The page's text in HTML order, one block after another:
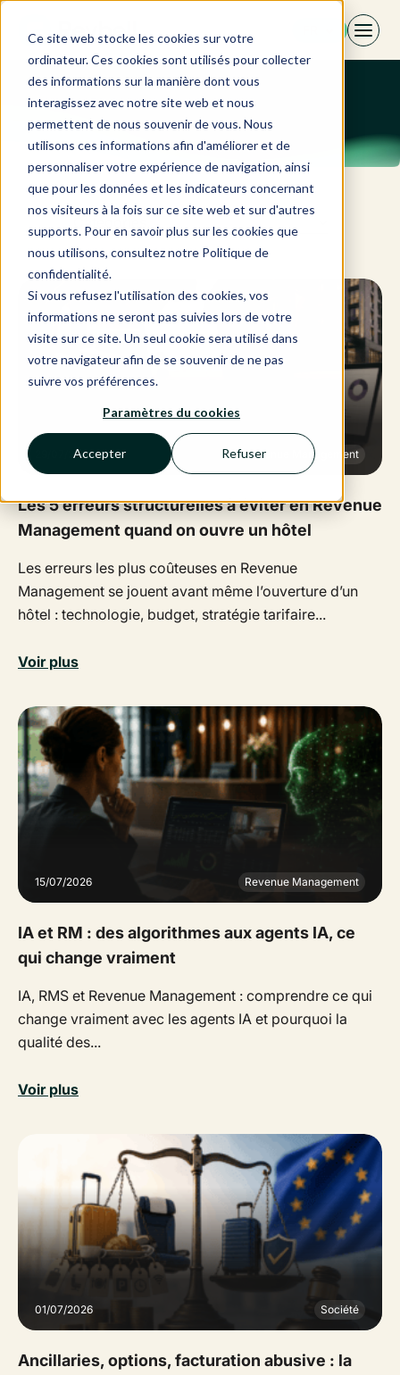
Ce site web stocke les cookies sur votre
ordinateur. Ces cookies sont utilisés pour collecter
des informations sur la manière dont vous
interagissez avec notre site web et nous
permettent de nous souvenir de vous. Nous
utilisons ces informations afin d'améliorer et de
personnaliser votre expérience de navigation, ainsi
que pour les données et les indicateurs concernant
nos visiteurs à la fois sur ce site web et sur d'autres
supports. Pour en savoir plus sur les cookies que
nous utilisons, consultez notre Politique de
confidentialité.
Si vous refusez l'utilisation des cookies, vos
informations ne seront pas suivies lors de votre
visite sur ce site. Un seul cookie sera utilisé dans
votre navigateur afin de se souvenir de ne pas
suivre vos préférences.
Paramètres du cookies
Accepter Refuser
Aller
contenu
Catégories
29/07/2026 Revenue Management
Les 5 erreurs structurelles à éviter en Revenue
Management quand on ouvre un hôtel
Les erreurs les plus coûteuses en Revenue
Management se jouent avant même l’ouverture d’un
hôtel : technologie, budget, stratégie tarifaire...
Voir plus
15/07/2026 Revenue Management
IA et RM : des algorithmes aux agents IA, ce
qui change vraiment
IA, RMS et Revenue Management : comprendre ce qui
change vraiment avec les agents IA et pourquoi la
qualité des...
Voir plus
01/07/2026 Société
Ancillaries, options, facturation abusive : la